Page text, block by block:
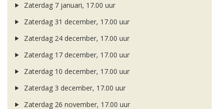
Zaterdag 7 januari, 17.00 uur
Zaterdag 31 december, 17.00 uur
Zaterdag 24 december, 17.00 uur
Zaterdag 17 december, 17.00 uur
Zaterdag 10 december, 17.00 uur
Zaterdag 3 december, 17.00 uur
Zaterdag 26 november, 17.00 uur